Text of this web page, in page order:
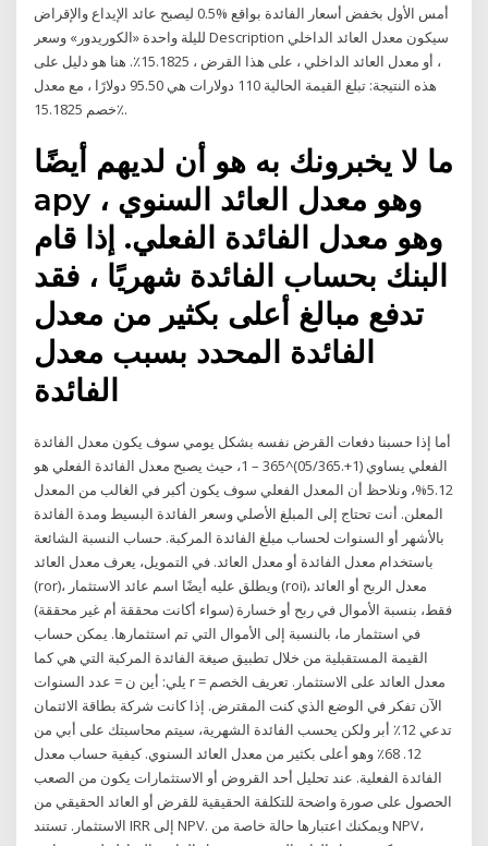
أمس الأول بخفض أسعار الفائدة بواقع %0.5 ليصبح عائد الإيداع والإقراض
لليلة واحدة «الكوريدور» وسعر Description سيكون معدل العائد الداخلي
، أو معدل العائد الداخلي ، على هذا القرض ، 15.1825٪. هنا هو دليل على
هذه النتيجة: تبلغ القيمة الحالية 110 دولارات هي 95.50 دولارًا ، مع معدل
خصم 15.1825٪.
ما لا يخبرونك به هو أن لديهم أيضًا
apy وهو معدل العائد السنوي ،
وهو معدل الفائدة الفعلي. إذا قام
البنك بحساب الفائدة شهريًا ، فقد
تدفع مبالغ أعلى بكثير من معدل
الفائدة المحدد بسبب معدل
الفائدة
أما إذا حسبنا دفعات القرض نفسه بشكل يومي سوف يكون معدل الفائدة
الفعلي يساوي (1+.05/365)^365 – 1، حيث يصبح معدل الفائدة الفعلي هو
5.12%، ونلاحظ أن المعدل الفعلي سوف يكون أكبر في الغالب من المعدل
المعلن. أنت تحتاج إلى المبلغ الأصلي وسعر الفائدة البسيط ومدة الفائدة
بالأشهر أو السنوات لحساب مبلغ الفائدة المركبة. حساب النسبة الشائعة
باستخدام معدل الفائدة أو معدل العائد. في التمويل، يعرف معدل العائد
(ror)، ويطلق عليه أيضًا اسم عائد الاستثمار (roi)، معدل الربح أو العائد
فقط، بنسبة الأموال في ربح أو خسارة (سواء أكانت محققة أم غير محققة)
في استثمار ما، بالنسبة إلى الأموال التي تم استثمارها. يمكن حساب
القيمة المستقبلية من خلال تطبيق صيغة الفائدة المركبة التي هي كما
يلي: أين ن = عدد السنوات r = معدل العائد على الاستثمار. تعريف الخصم
الآن تفكر في الوضع الذي كنت المقترض. إذا كانت شركة بطاقة الائتمان
تدعي 12٪ أبر ولكن يحسب الفائدة الشهرية، سيتم محاسبتك على أبي من
12. 68٪ وهو أعلى بكثير من معدل العائد السنوي. كيفية حساب معدل
الفائدة الفعلية. عند تحليل أحد القروض أو الاستثمارات يكون من الصعب
الحصول على صورة واضحة للتكلفة الحقيقية للقرض أو العائد الحقيقي من
الاستثمار. تستند IRR إلى NPV. ويمكنك اعتبارها حالة خاصة من NPV،